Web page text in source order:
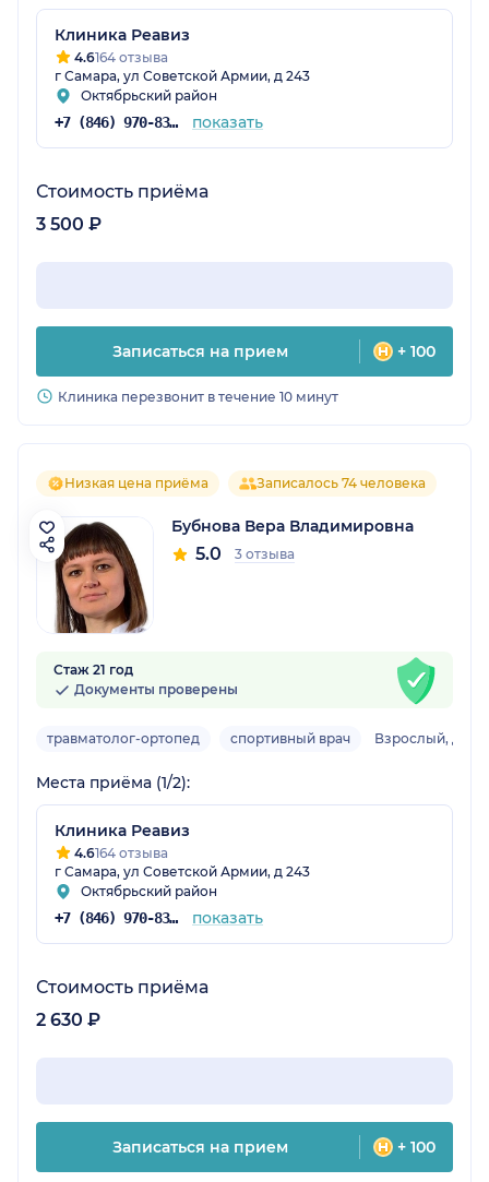
Клиника Реавиз
4.6164 отзыва
г Самара, ул Советской Армии, д 243
Октябрьский район
+7 (846) 970-83-16 показать
Стоимость приёма
3 500 ₽
Записаться на прием + 100
Клиника перезвонит в течение 10 минут
Низкая цена приёма Записалось 74 человека
Бубнова Вера Владимировна
5.0 3 отзыва
Стаж 21 год
Документы проверены
травматолог-ортопед спортивный врач Взрослый,
Места приёма (1/2):
Клиника Реавиз
4.6164 отзыва
г Самара, ул Советской Армии, д 243
Октябрьский район
+7 (846) 970-83-16 показать
Стоимость приёма
2 630 ₽
Записаться на прием + 100